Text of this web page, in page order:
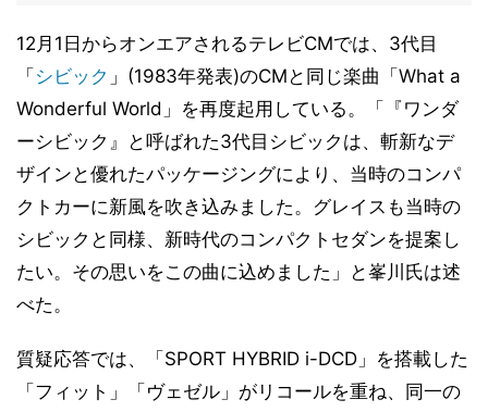
12月1日からオンエアされるテレビCMでは、3代目
「 シビック 」(1983年発表)のCMと同じ楽曲「What a
Wonderful World」を再度起用している。「『ワンダ
ーシビック』と呼ばれた3代目シビックは、斬新なデ
ザインと優れたパッケージングにより、当時のコンパ
クトカーに新風を吹き込みました。グレイスも当時の
シビックと同様、新時代のコンパクトセダンを提案し
たい。その思いをこの曲に込めました」と峯川氏は述
べた。
質疑応答では、「SPORT HYBRID i-DCD」を搭載した
「フィット」「ヴェゼル」がリコールを重ね、同一の